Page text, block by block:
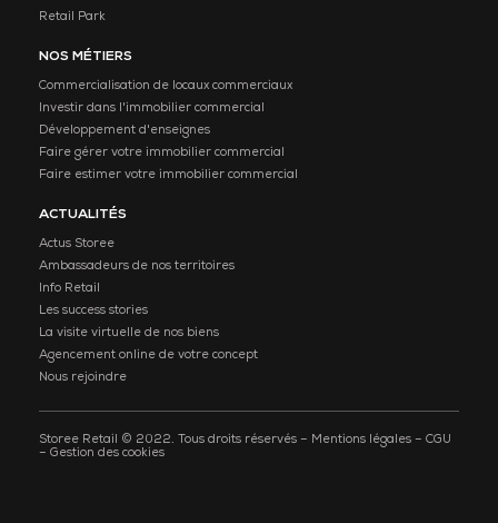
Retail Park
NOS MÉTIERS
Commercialisation de locaux commerciaux
Investir dans l'immobilier commercial
Développement d'enseignes
Faire gérer votre immobilier commercial
Faire estimer votre immobilier commercial
ACTUALITÉS
Actus Storee
Ambassadeurs de nos territoires
Info Retail
Les success stories
La visite virtuelle de nos biens
Agencement online de votre concept
Nous rejoindre
Storee Retail © 2022. Tous droits réservés – Mentions légales – CGU
– Gestion des cookies